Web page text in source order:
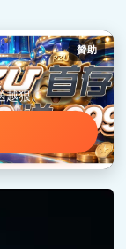
贊助
越狠。